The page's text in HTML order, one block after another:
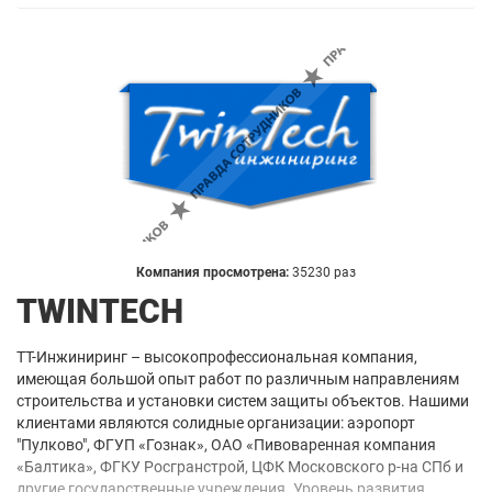
Компания просмотрена: 35230 раз
TWINTECH
ТТ-Инжиниринг – высокопрофессиональная компания,
имеющая большой опыт работ по различным направлениям
строительства и установки систем защиты объектов. Нашими
клиентами являются солидные организации: аэропорт
"Пулково", ФГУП «Гознак», ОАО «Пивоваренная компания
«Балтика», ФГКУ Росгранстрой, ЦФК Московского р-на СПб и